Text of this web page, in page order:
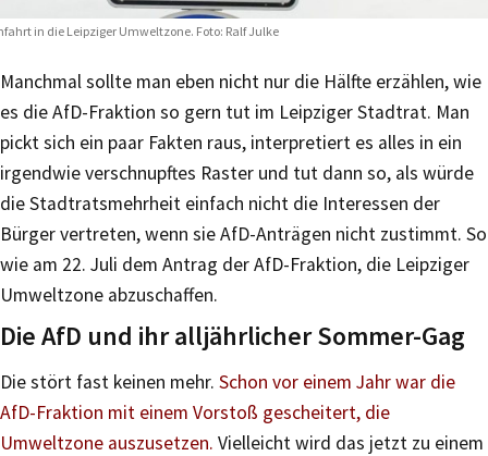
in die Leipziger Umweltzone. Foto: Ralf Julke
Manchmal sollte man eben nicht nur die Hälfte erzählen, wie
es die AfD-Fraktion so gern tut im Leipziger Stadtrat. Man
pickt sich ein paar Fakten raus, interpretiert es alles in ein
irgendwie verschnupftes Raster und tut dann so, als würde
die Stadtratsmehrheit einfach nicht die Interessen der
Bürger vertreten, wenn sie AfD-Anträgen nicht zustimmt. So
wie am 22. Juli dem Antrag der AfD-Fraktion, die Leipziger
Umweltzone abzuschaffen.
Die AfD und ihr alljährlicher Sommer-Gag
Die stört fast keinen mehr. Schon vor einem Jahr war die
AfD-Fraktion mit einem Vorstoß gescheitert, die
Umweltzone auszusetzen. Vielleicht wird das jetzt zu einem